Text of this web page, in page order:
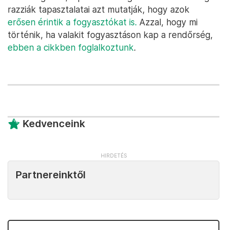
razziák tapasztalatai azt mutatják, hogy azok
erősen érintik a fogyasztókat is. Azzal, hogy mi
történik, ha valakit fogyasztáson kap a rendőrség,
ebben a cikkben foglalkoztunk.
Kedvenceink
Partnereinktől